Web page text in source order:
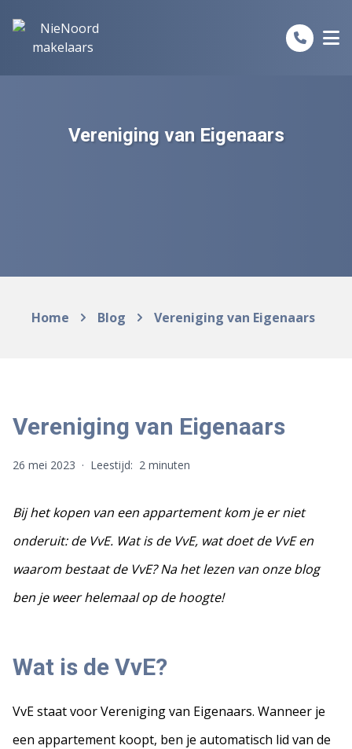
Vereniging van Eigenaars
Home Blog Vereniging van Eigenaars
Vereniging van Eigenaars
26 mei 2023 · Leestijd: 2 minuten
Bij het kopen van een appartement kom je er niet
onderuit: de VvE. Wat is de VvE, wat doet de VvE en
waarom bestaat de VvE? Na het lezen van onze blog
ben je weer helemaal op de hoogte!
Wat is de VvE?
VvE staat voor Vereniging van Eigenaars. Wanneer je
een appartement koopt, ben je automatisch lid van de